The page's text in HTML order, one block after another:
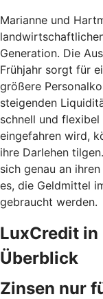
Marianne und
Generation. Die
Frühjahr sorgt für
größere
steigenden
schnell und
eingefahren wird,
ihre Darlehen
sich genau an
es, die Geldmittel
gebraucht werden.
LuxCredit in
Überblick
Zinsen nur